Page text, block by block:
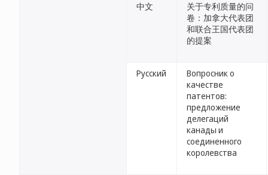
中文
关于专利质量的问
卷：加拿大代表团
和联合王国代表团
的提案
Русский
Вопросник о
качестве
патентов:
предложение
делегаций
канады и
соединенного
королевства